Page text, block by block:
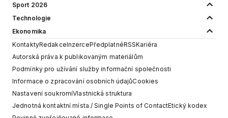
Sport 2026
Technologie
Ekonomika
KontaktyRedakceInzercePředplatnéRSSKariéra
Autorská práva k publikovaným materiálům
Podmínky pro užívání služby informační společnosti
Informace o zpracování osobních údajůCookies
Nastavení soukromíVlastnická struktura
Jednotná kontaktní místa / Single Points of ContactEtický kodex